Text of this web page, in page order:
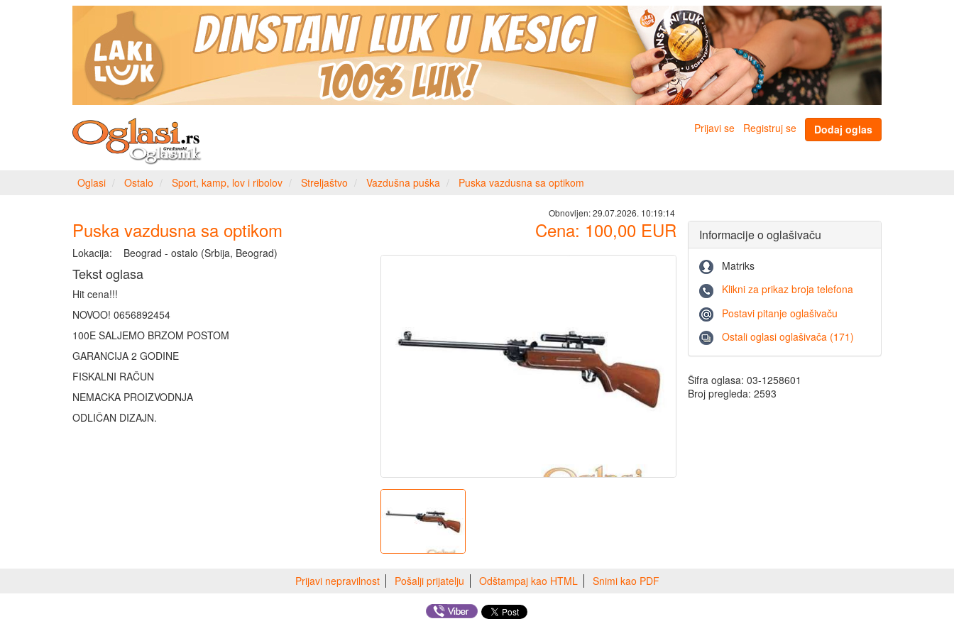
Prijavi se Registruj se Dodaj oglas
Oglasi Ostalo Sport, kamp, lov i ribolov Streljaštvo Vazdušna puška Puska vazdusna sa optikom
Puska vazdusna sa optikom
Lokacija: Beograd - ostalo (Srbija, Beograd)
Tekst oglasa
Hit cena!!!
NOVOO! 0656892454
100E SALJEMO BRZOM POSTOM
GARANCIJA 2 GODINE
FISKALNI RAČUN
NEMACKA PROIZVODNJA
ODLIČAN DIZAJN.
Obnovljen:29.07.2026. 10:19:14
Cena: 100,00 EUR Informacije o oglašivaču
Matriks
Klikni za prikaz broja telefona
Postavi pitanje oglašivaču
Ostali oglasi oglašivača (171)
Šifra oglasa: 03-1258601
Broj pregleda: 2593
Prijavi nepravilnost Pošalji prijatelju Odštampaj kao HTML Snimi kao PDF